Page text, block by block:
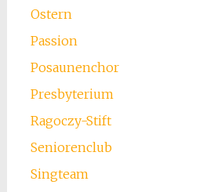
Ostern
Passion
Posaunenchor
Presbyterium
Ragoczy-Stift
Seniorenclub
Singteam